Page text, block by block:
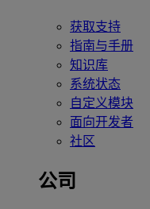
获取支持
指南与手册
知识库
系统状态
自定义模块
面向开发者
社区
公司